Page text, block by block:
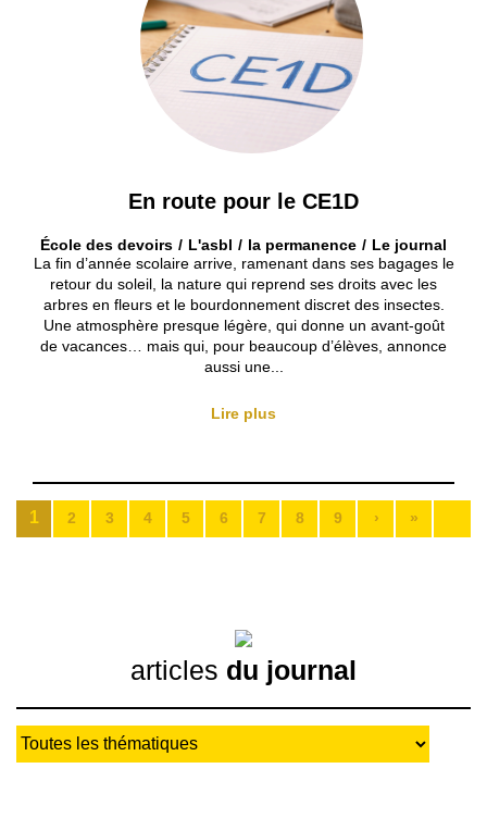
articles du journal
En route pour le CE1D
École des devoirs L'asbl la permanence
Le journal
La fin d’année scolaire arrive, ramenant dans ses bagages le
retour du soleil, la nature qui reprend ses droits avec les
arbres en fleurs et le bourdonnement discret des insectes.
Une atmosphère presque légère, qui donne un avant-goût
de vacances… mais qui, pour beaucoup d’élèves, annonce
aussi une...
Lire plus
1 2 3 4 5 6 7 8 9 › »